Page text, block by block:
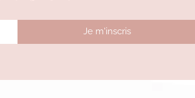
Je m'inscris